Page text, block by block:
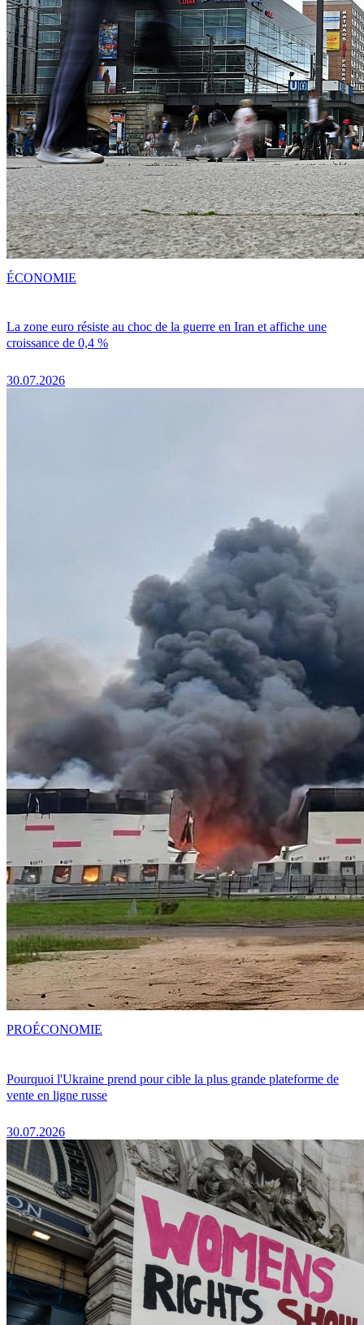
La zone euro résiste au choc de la guerre en Iran et affiche une
croissance de 0,4 %
30.07.2026
ÉCONOMIE
Pourquoi l'Ukraine prend pour cible la plus grande plateforme de
vente en ligne russe
30.07.2026
PROÉCONOMIE